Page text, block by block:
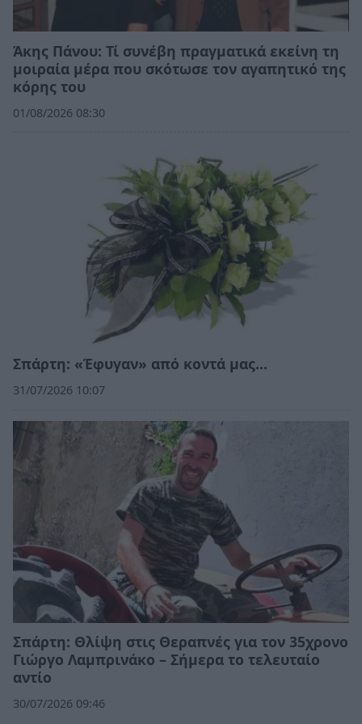
Άκης Πάνου: Τί συνέβη πραγματικά εκείνη τη
μοιραία μέρα που σκότωσε τον αγαπητικό της
κόρης του
01/08/2026 08:30
Σπάρτη: «Έφυγαν» από κοντά μας…
31/07/2026 10:07
Σπάρτη: Θλίψη στις Θεραπνές για τον 35χρονο
Γιώργο Λαμπρινάκο – Σήμερα το τελευταίο
αντίο
30/07/2026 09:46